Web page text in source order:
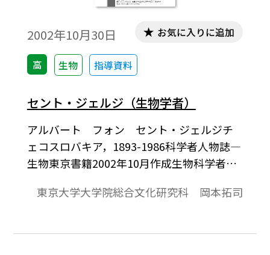
2002年10月30日
高 生物 指導資料
お気に入りに追加
セント・ジェルジ（生物学者）
アルバート フォン セント・ジェルジチ
ェコスロバキア，1893-1986科学者人物誌―
生物東京書籍2002年10月作成生物科学者
用機序を解明して新しい研究分野を開拓し
ジは，ビタミンCの発見，細胞呼吸経路の提
東京大学大学院総合文化研究科 岡本拓司